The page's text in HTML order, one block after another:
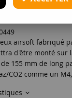
€TTC
airsoft fabriqué
d'être monté sur
155 mm de long
CO2 comme un